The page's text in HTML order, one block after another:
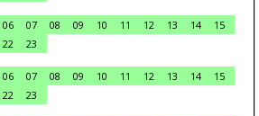
06 07 08 09 10 11 12 13 14
15
22
23
06 07 08 09 10 11 12 13 14
15
22
23